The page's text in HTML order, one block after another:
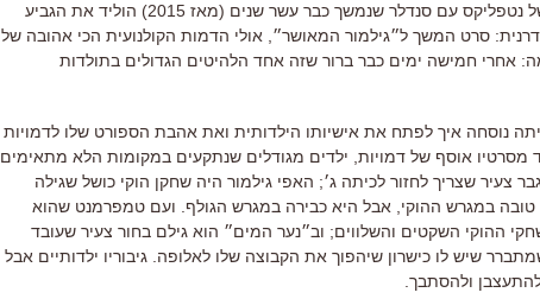
נטפליקס עם סנדלר שנמשך כבר עשר שנים (מאז 2015)
הוליד את הגביע
: סרט המשך ל״גילמור המאושר״, אולי הדמות הקולנועית הכי אהובה של
אחרי חמישה ימים כבר ברור שזה אחד הלהיטים הגדולים בתולדות
נוסחה איך לפתח את אישיותו הילדותית ואת אהבת הספורט שלו לדמויות
מסרטיו אוסף של דמויות, ילדים מגודלים שנתקעים במקומות הלא מתאימים
צעיר שצריך לחזור לכיתה ג׳; האפי גילמור היה שחקן הוקי כושל שגילה
במגרש ההוקי, אבל היא כבירה במגרש הגולף. ועם טמפרמנט שהוא
ההוקי השקטים והשלווים; וב״נער המים״ הוא גילם בחור צעיר שעובד
שיש לו כישרון שיהפוך את הקבוצה שלו לאלופה. גיבוריו ילדותיים אבל
ולהסתבך.